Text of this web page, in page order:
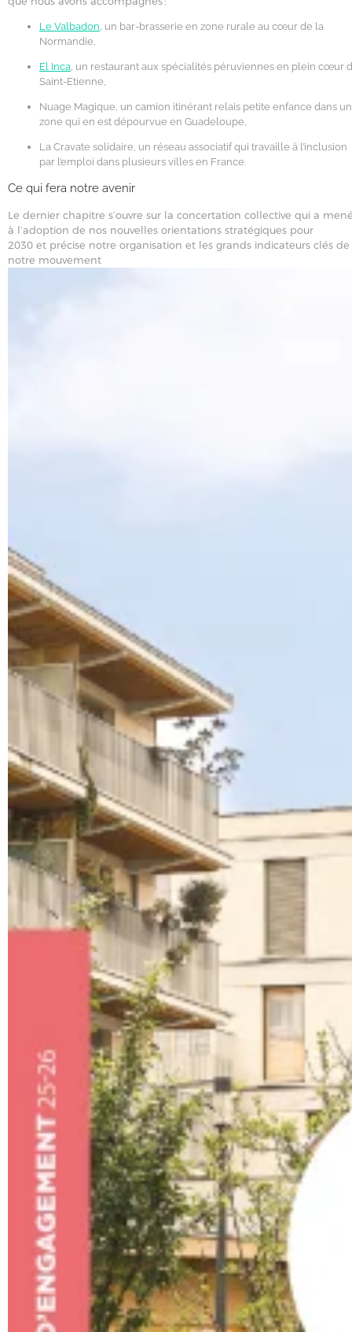
Le Valbadon, un bar-brasserie en zone rurale au cœur de la
Normandie,
El Inca , un restaurant aux spécialités péruviennes en plein cœur
Saint-Etienne,
Nuage Magique, un camion itinérant relais petite enfance dans
zone qui en est dépourvue en Guadeloupe,
La Cravate solidaire, un réseau associatif qui travaille à l’inclusion
par l’emploi dans plusieurs villes en France.
Ce qui fera notre avenir
Le dernier chapitre s’ouvre sur la concertation collective qui a
à l’adoption de nos nouvelles orientations stratégiques pour
2030 et précise notre organisation et les grands indicateurs clés de
notre mouvement